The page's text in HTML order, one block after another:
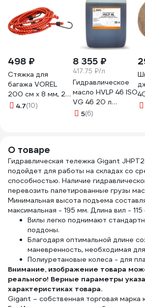
498 ₽
Стяжка для
багажа VOREL
200 см х 8 мм, 2
шт. 82320
4.7(10)
8 355 ₽
417.75 ₽/л
Гидравлическое
масло HVLP 46 ISO
VG 46 20 л
Лакирис 55564519
5(6)
О товаре
Гидравлическая тележка Gigant
подойдет для работы на складах со
способностью. Наличие
перевозить палетированные грузы
Минимальная высота подъема
максимальная - 195 мм. Длина вил - 115
Вилы легко поднимают
поддоны.
Благодаря оптимальной длине
маневренность, необходимая
Полиуретановые колеса - для
Внимание, изображение товара
реального! Верные параметры
характеристиках товара.
Gigant – собственная торговая марка